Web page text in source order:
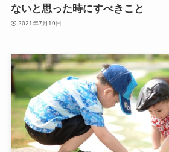
ないと思った時にすべきこと
2021年7月19日